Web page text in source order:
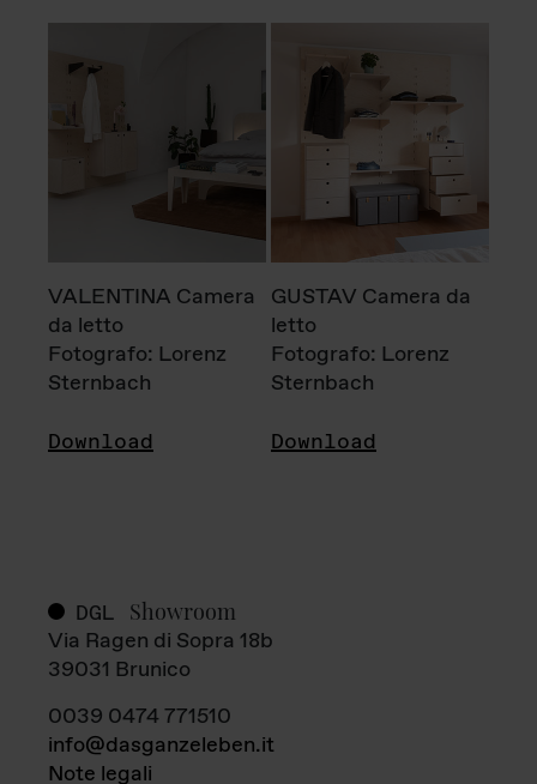
VALENTINA Camera
da letto
Fotografo: Lorenz
Sternbach
Download
GUSTAV Camera da
letto
Fotografo: Lorenz
Sternbach
Download
DGL Showroom
Via Ragen di Sopra 18b
39031 Brunico
0039 0474 771510
info@dasganzeleben.it
Note legali